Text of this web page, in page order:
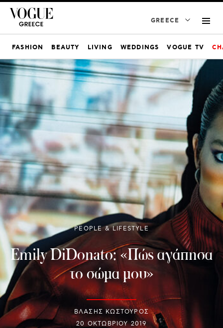
GREECE
FASHION BEAUTY LIVING WEDDINGS VOGUE TV
PEOPLE & LIFESTYLE
Emily DiDonato: «Πώς αγάπησα
το σώμα μου»
ΒΛΑΣΗΣ ΚΩΣΤΟΥΡΟΣ
20 ΟΚΤΩΒΡΊΟΥ 2019